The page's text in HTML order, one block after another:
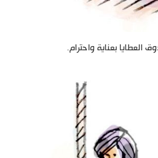
العطايا بعناية واحترام.